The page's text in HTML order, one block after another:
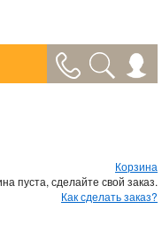
Корзина
пуста, сделайте свой заказ.
Как сделать заказ?